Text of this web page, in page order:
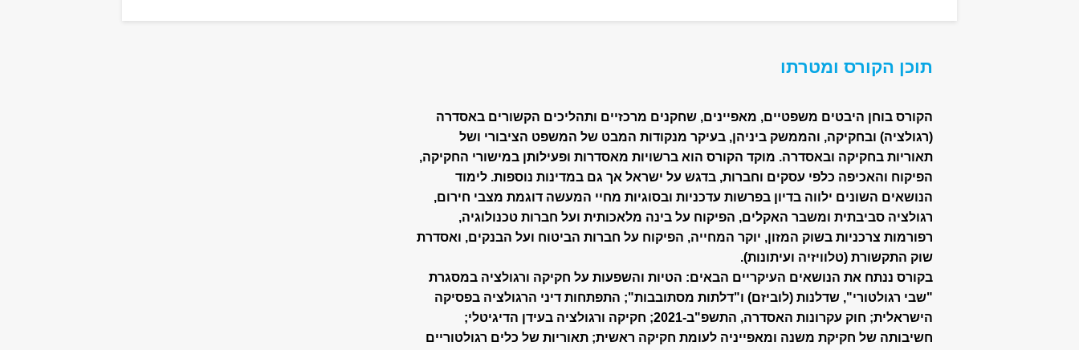
תוכן הקורס ומטרתו
הקורס בוחן היבטים משפטיים, מאפיינים, שחקנים מרכזיים ותהליכים הקשורים באסדרה
(רגולציה) ‏ובחקיקה, והממשק ביניהן, בעיקר מנקודות המבט של המשפט הציבורי ושל
תאוריות בחקיקה ‏ובאסדרה. מוקד הקורס הוא ברשויות מאסדרות ופעילותן במישורי החקיקה,
הפיקוח והאכיפה כלפי ‏עסקים וחברות, בדגש על ישראל אך גם במדינות נוספות. לימוד
הנושאים השונים ילווה בדיון בפרשות ‏עדכניות ובסוגיות מחיי המעשה דוגמת מצבי חירום,
רגולציה סביבתית ומשבר האקלים, הפיקוח על ‏בינה מלאכותית ועל חברות טכנולוגיה,
רפורמות צרכניות בשוק המזון, יוקר המחייה, הפיקוח על חברות הביטוח ‏ועל הבנקים, ואסדרת
שוק התקשורת (טלוויזיה ועיתונות). ‏
בקורס ננתח את הנושאים העיקריים הבאים: הטיות והשפעות על חקיקה ורגולציה במסגרת
"שבי ‏רגולטורי", שדלנות (לוביזם) ו"דלתות מסתובבות"; התפתחות דיני הרגולציה בפסיקה
הישראלית; חוק ‏עקרונות האסדרה, התשפ"ב-2021; חקיקה ורגולציה בעידן הדיגיטלי;
חשיבותה של חקיקת משנה ‏ומאפייניה לעומת חקיקה ראשית; תאוריות של כלים רגולטוריים